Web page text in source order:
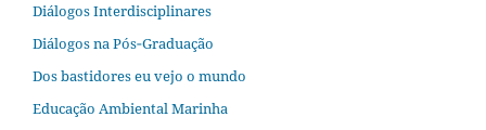
Diálogos Interdisciplinares
Diálogos na Pós‐Graduação
Dos bastidores eu vejo o mundo
Educação Ambiental Marinha